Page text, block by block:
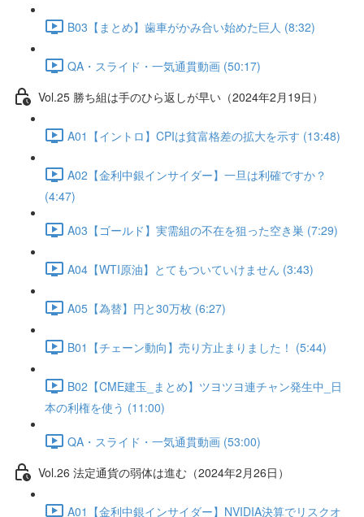
B03【まとめ】歯車がかみ合い始めた巨人 (8:32)
QA・スライド・一気通貫動画 (50:17)
Vol.25 勝ち組は手のひら返しが早い（2024年2月19日）
A01【イントロ】CPIは貧富格差の拡大を示す (13:48)
A02【金利中銀インサイダー】一旦は利確ですか？
(4:47)
A03【ゴールド】実需組の不在を狙った空き巣 (7:29)
A04【WTI原油】とてもついていけません (3:43)
A05【為替】円と30万枚 (6:27)
B01【チェーン動向】売り方止まりました！ (5:44)
B02【CME建玉_まとめ】ツヨツヨ連チャン発生中_日
本の利権を使う (11:00)
QA・スライド・一気通貫動画 (53:00)
Vol.26 法定通貨の弱体は進む（2024年2月26日）
A01【金利中銀インサイダー】NVIDIA決算でリスクオ